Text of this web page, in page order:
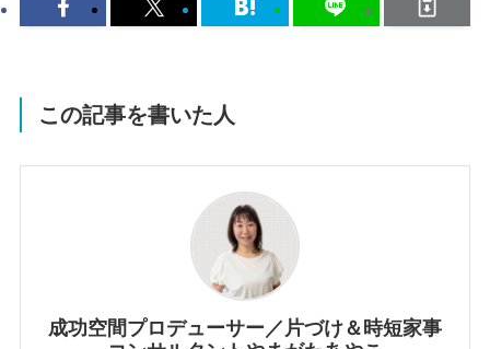
この記事を書いた人
成功空間プロデューサー／片づけ＆時短家事